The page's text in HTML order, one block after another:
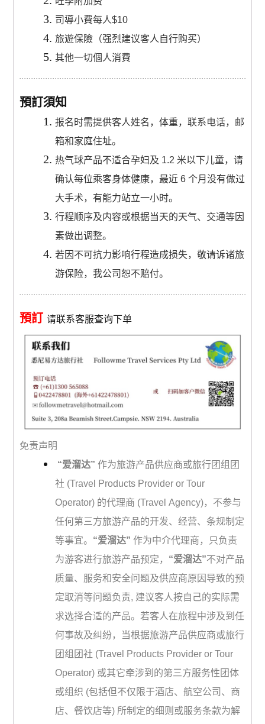
司導小費每人$10
旅遊保險（强烈建议客人自行购买）
其他一切個人消費
預訂須知
报名时需提供客人姓名，体重，联系电话，邮
箱和家庭住址。
热气球产品不适合孕妇及 1.2 米以下儿童，请
确认每位乘客身体健康，最近 6 个月没有做过
大手术，有能力站立一小时。
行程顺序及内容或根据当天的天气、交通等因
素做出调整。
若因不可抗力影响行程造成损失，敬请诉诸旅
游保险，我公司恕不赔付。
預訂 请联系客服查询下单
免责声明
“爱溜达” 作为旅游产品供应商或旅行团组团
社 (Travel Products Provider or Tour
Operator) 的代理商 (Travel Agency)，不参与
任何第三方旅游产品的开发、经营、条规制定
等事宜。 “爱溜达” 作为中介代理商，只负责
为游客进行旅游产品预定， “爱溜达”不对产品
质量、服务和安全问题及供应商原因导致的预
定取消等问题负责, 建议客人按自己的实际需
求选择合适的产品。若客人在旅程中涉及到任
何事故及纠纷，当根据旅游产品供应商或旅行
团组团社 (Travel Products Provider or Tour
Operator) 或其它牵涉到的第三方服务性团体
或组织 (包括但不仅限于酒店、航空公司、商
店、餐饮店等) 所制定的细则或服务条款为解